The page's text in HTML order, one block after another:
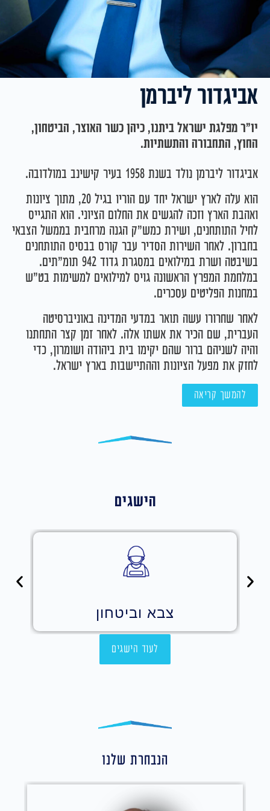
אביגדור ליברמן
יו"ר מפלגת ישראל ביתנו, כיהן כשר האוצר, הביטחון,
החוץ, התחבורה והתשתיות.
אביגדור ליברמן נולד בשנת 1958 בעיר קישינב במולדובה.
הוא עלה לארץ ישראל יחד עם הוריו בגיל 20, מתוך ציונות
ואהבת הארץ וזכה להגשים את החלום הציוני. הוא התגייס
לחיל התותחנים, ושירת כמש"ק הגנה מרחבית בממשל הצבאי
בחברון. לאחר השירות הסדיר עבר קורס בבסיס התותחנים
בשיבטה ושרת במילואים במסגרת גדוד 942 תומ"תים.
במלחמת המפרץ הראשונה גויס למילואים למשימות בט"ש
במחנות הפליטים עסכרים.
לאחר שחרורו עשה תואר במדעי המדינה באוניברסיטה
העברית, שם הכיר את אשתו אלה. לאחר זמן קצר התחתנו
והיה לשניהם ברור שהם יקימו בית ביהודה ושומרון, כדי
לחזק את מפעל הציונות וההתיישבות בארץ ישראל.
להמשך קריאה
הישגים
כלכלה
לעוד הישגים
הנבחרת שלנו